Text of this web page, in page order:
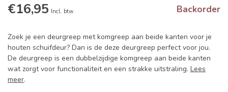
€16,95 Incl. btw Backorder
Zoek je een deurgreep met komgreep aan beide kanten voor je
houten schuifdeur? Dan is de deze deurgreep perfect voor jou.
De deurgreep is een dubbelzijdige komgreep aan beide kanten
wat zorgt voor functionaliteit en een strakke uitstraling. Lees
meer.